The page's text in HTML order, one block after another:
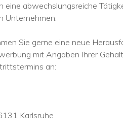
eine abwechslungsreiche
Unternehmen.
Sie gerne eine neue
mit Angaben Ihrer
an:
Karlsruhe